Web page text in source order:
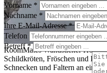
RoomMates Wandsticker
Schildkröten, Fröschen und
Schnecken und Faltern an einer
Vorname *
Nachname *
Ihre E-Mail-Adresse*
Telefon
Betreff*